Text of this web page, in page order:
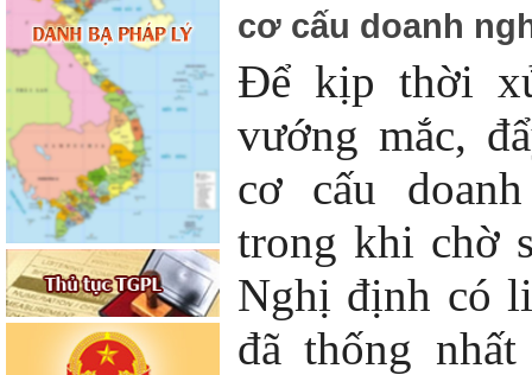
cơ cấu doanh
Để kịp thời
vướng mắc,
cơ cấu
trong khi chờ
Nghị định có
đã thống